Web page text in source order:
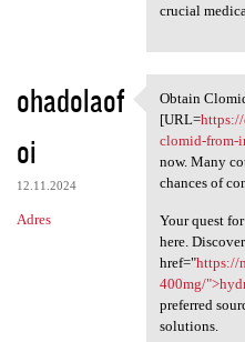
crucial
ohadolaof
oi
12.11.2024
Adres
Obtain
Obtain
[URL=
clomid-from-
now. Many
chances of
Your quest
here.
href="https://
400mg/
preferred
solutions.